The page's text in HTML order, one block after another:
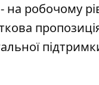
робочому